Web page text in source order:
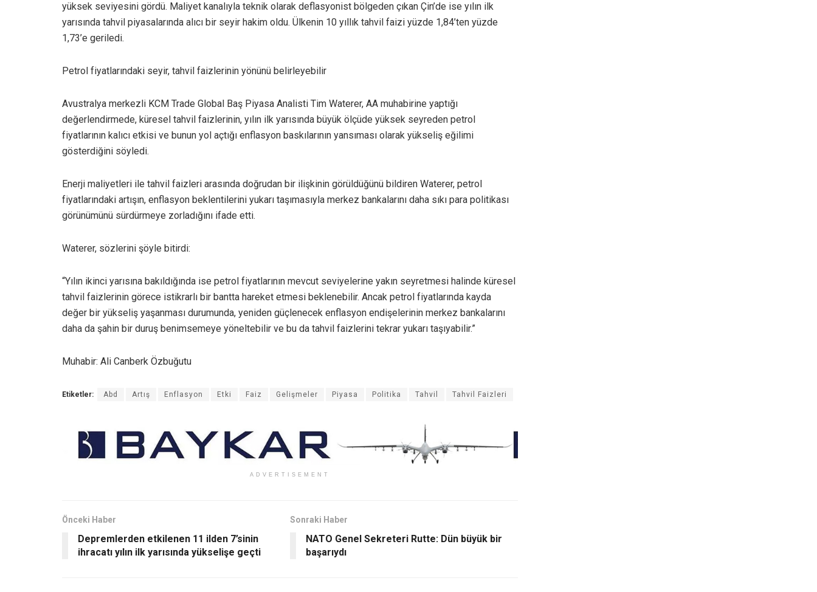
yüksek seviyesini gördü. Maliyet kanalıyla teknik olarak deflasyonist bölgeden çıkan Çin’de ise yılın ilk
yarısında tahvil piyasalarında alıcı bir seyir hakim oldu. Ülkenin 10 yıllık tahvil faizi yüzde 1,84’ten yüzde
1,73’e geriledi.
Petrol fiyatlarındaki seyir, tahvil faizlerinin yönünü belirleyebilir
Avustralya merkezli KCM Trade Global Baş Piyasa Analisti Tim Waterer, AA muhabirine yaptığı
değerlendirmede, küresel tahvil faizlerinin, yılın ilk yarısında büyük ölçüde yüksek seyreden petrol
fiyatlarının kalıcı etkisi ve bunun yol açtığı enflasyon baskılarının yansıması olarak yükseliş eğilimi
gösterdiğini söyledi.
Enerji maliyetleri ile tahvil faizleri arasında doğrudan bir ilişkinin görüldüğünü bildiren Waterer, petrol
fiyatlarındaki artışın, enflasyon beklentilerini yukarı taşımasıyla merkez bankalarını daha sıkı para politikası
görünümünü sürdürmeye zorladığını ifade etti.
Waterer, sözlerini şöyle bitirdi:
“Yılın ikinci yarısına bakıldığında ise petrol fiyatlarının mevcut seviyelerine yakın seyretmesi halinde küresel
tahvil faizlerinin görece istikrarlı bir bantta hareket etmesi beklenebilir. Ancak petrol fiyatlarında kayda
değer bir yükseliş yaşanması durumunda, yeniden güçlenecek enflasyon endişelerinin merkez bankalarını
daha da şahin bir duruş benimsemeye yöneltebilir ve bu da tahvil faizlerini tekrar yukarı taşıyabilir.”
Muhabir: Ali Canberk Özbuğutu
Etiketler: Abd Artış Enflasyon Etki Faiz Gelişmeler Piyasa Politika Tahvil Tahvil Faizleri
ADVERTISEMENT
Önceki Haber
Depremlerden etkilenen 11 ilden 7’sinin
ihracatı yılın ilk yarısında yükselişe geçti
Sonraki Haber
NATO Genel Sekreteri Rutte: Dün büyük bir
başarıydı